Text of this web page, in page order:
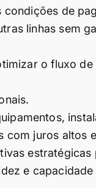
de
linhas sem
o fluxo
com juros altos
e